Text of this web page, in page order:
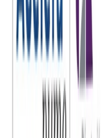
Digital proporciona un
simplifican la adopción
transformación digital
temores y resistencias.
4. Aprendizaje
necesidades
aprendizaje continuo.
sus habilidades digitales